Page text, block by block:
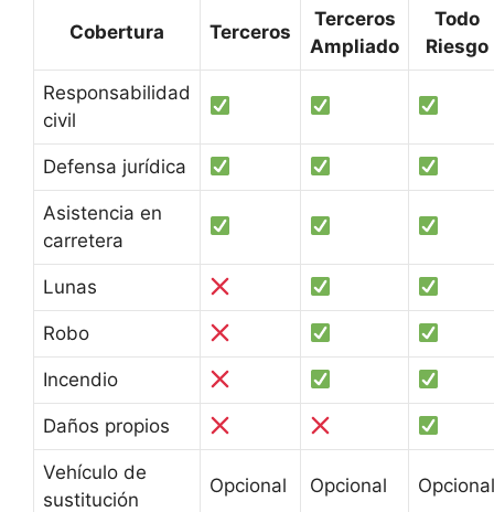
Cobertura Terceros
Terceros
Ampliado
Todo
Riesgo
Responsabilidad
civil
Defensa jurídica
Asistencia en
carretera
Lunas
Robo
Incendio
Daños propios
Vehículo de
sustitución
Opcional Opcional Opcional